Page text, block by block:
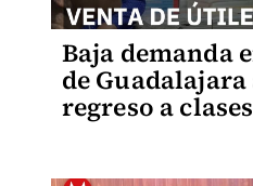
Baja demanda
de
regreso a clases